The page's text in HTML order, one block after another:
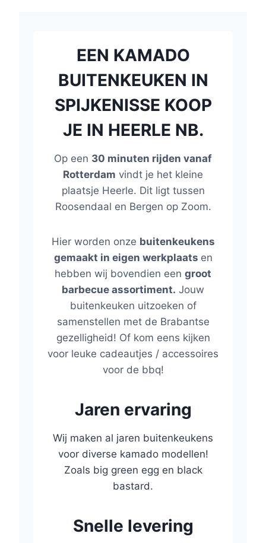
EEN KAMADO
BUITENKEUKEN IN
SPIJKENISSE KOOP
JE IN HEERLE NB.
Op een 30 minuten rijden vanaf
Rotterdam vindt je het kleine
plaatsje Heerle. Dit ligt tussen
Roosendaal en Bergen op Zoom.
Hier worden onze buitenkeukens
gemaakt in eigen werkplaats en
hebben wij bovendien een groot
barbecue assortiment. Jouw
buitenkeuken uitzoeken of
samenstellen met de Brabantse
gezelligheid! Of kom eens kijken
voor leuke cadeautjes / accessoires
voor de bbq!
Jaren ervaring
Wij maken al jaren buitenkeukens
voor diverse kamado modellen!
Zoals big green egg en black
bastard.
Snelle levering